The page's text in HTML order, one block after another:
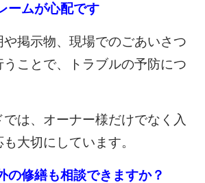
ームが心配です
掲示物、現場でのごあいさつ
ことで、トラブルの予防につ
は、オーナー様だけでなく入
大切にしています。
の修繕も相談できますか？